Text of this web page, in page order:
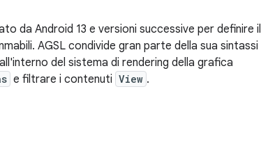
da Android 13 e versioni successive per definire il
AGSL condivide gran parte della sua sintassi
del sistema di rendering della grafica
e filtrare i contenuti View .